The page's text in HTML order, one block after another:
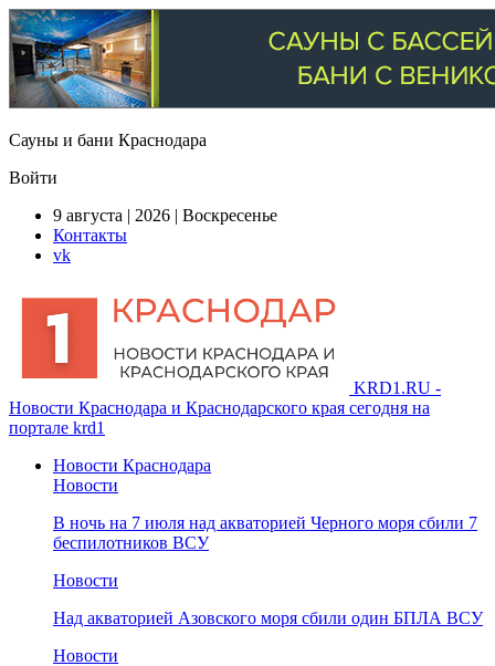
Сауны и бани Краснодара
Войти
9 августа | 2026 | Воскресенье
Контакты
vk
KRD1.RU -
Новости Краснодара и Краснодарского края сегодня на
портале krd1
Новости Краснодара
Новости
В ночь на 7 июля над акваторией Черного моря сбили 7
беспилотников ВСУ
Новости
Над акваторией Азовского моря сбили один БПЛА ВСУ
Новости